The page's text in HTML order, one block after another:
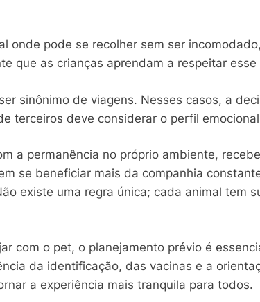
onde pode se recolher sem ser
que as crianças aprendam a respeitar esse
sinônimo de viagens. Nesses casos, a
terceiros deve considerar o perfil
a permanência no próprio ambiente,
se beneficiar mais da companhia
existe uma regra única; cada animal tem
com o pet, o planejamento prévio é
da identificação, das vacinas e a
a experiência mais tranquila para todos.